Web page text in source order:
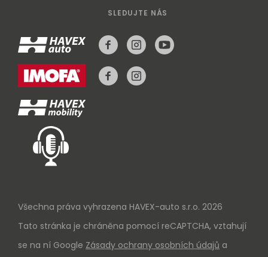
SLEDUJTE NÁS
Všechna práva vyhrazena HAVEX-auto s.r.o. 2026
Tato stránka je chráněna pomocí reCAPTCHA, vztahují
se na ní Google Zásady ochrany osobních údajů a